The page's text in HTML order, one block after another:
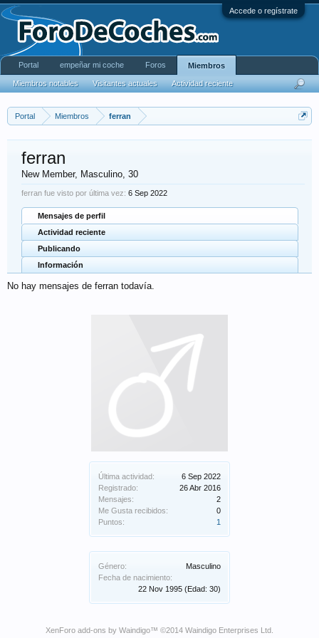
Accede o regístrate
Portal Miembros ferran
Última actividad:
6 Sep 2022
Registrado:
26 Abr 2016
Mensajes:
2
Me Gusta recibidos:
0
Puntos:
1
Género:
Masculino
Fecha de nacimiento:
22 Nov 1995 (Edad: 30)
ferran
New Member, Masculino, 30
ferran fue visto por última vez: 6 Sep 2022
Mensajes de perfil
Actividad reciente
Publicando
Información
No hay mensajes de ferran todavía.
XenForo add-ons by Waindigo™ ©2014 Waindigo Enterprises Ltd
Portal empeñar mi coche Foros Miembros
Miembros notables Visitantes actuales Actividad reciente